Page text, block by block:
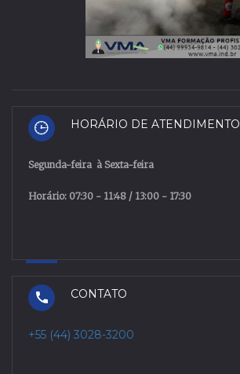
HORÁRIO DE ATENDIMENTO
Segunda-feira à Sexta-feira
Horário: 07:30 - 11:48 / 13:00 - 17:30
CONTATO
+55 (44) 3028-3200